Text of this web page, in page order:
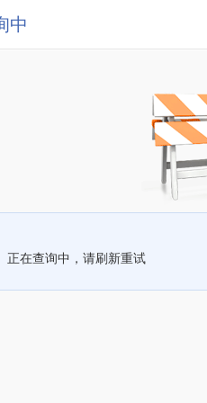
中
正在查询中，请刷新重试